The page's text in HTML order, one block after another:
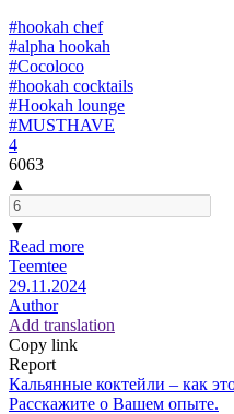
#hookah chef
#alpha hookah
#Cocoloco
#hookah cocktails
#Hookah lounge
#MUSTHAVE
4
6063
▲
▼
Read more
Teemtee
29.11.2024
Author
Add translation
Copy link
Report
Кальянные коктейли – как
Расскажите о Вашем опыте.